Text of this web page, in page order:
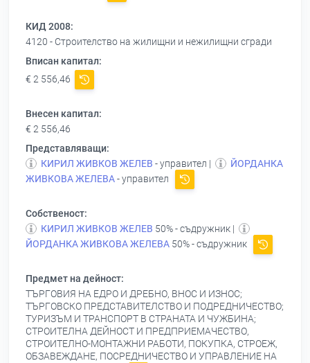
КИД 2008:
4120 - Строителство на жилищни и нежилищни сгради
Вписан капитал:
€ 2 556,46
Внесен капитал:
€ 2 556,46
Представляващи:
КИРИЛ ЖИВКОВ ЖЕЛЕВ - управител |
ЙОРДАНКА
ЖИВКОВА ЖЕЛЕВА- управител
Собственост:
КИРИЛ ЖИВКОВ ЖЕЛЕВ 50% - съдружник |
ЙОРДАНКА ЖИВКОВА ЖЕЛЕВА 50% - съдружник
Предмет на дейност:
ТЪРГОВИЯ НА ЕДРО И ДРЕБНО, ВНОС И ИЗНОС;
ТЪРГОВСКО ПРЕДСТАВИТЕЛСТВО И ПОДРЕДНИЧЕСТВО;
ТУРИЗЪМ И ТРАНСПОРТ В СТРАНАТА И ЧУЖБИНА;
СТРОИТЕЛНА ДЕЙНОСТ И ПРЕДПРИЕМАЧЕСТВО,
СТРОИТЕЛНО-МОНТАЖНИ РАБОТИ, ПОКУПКА, СТРОЕЖ,
ОБЗАВЕЖДАНЕ, ПОСРЕДНИЧЕСТВО И УПРАВЛЕНИЕ НА